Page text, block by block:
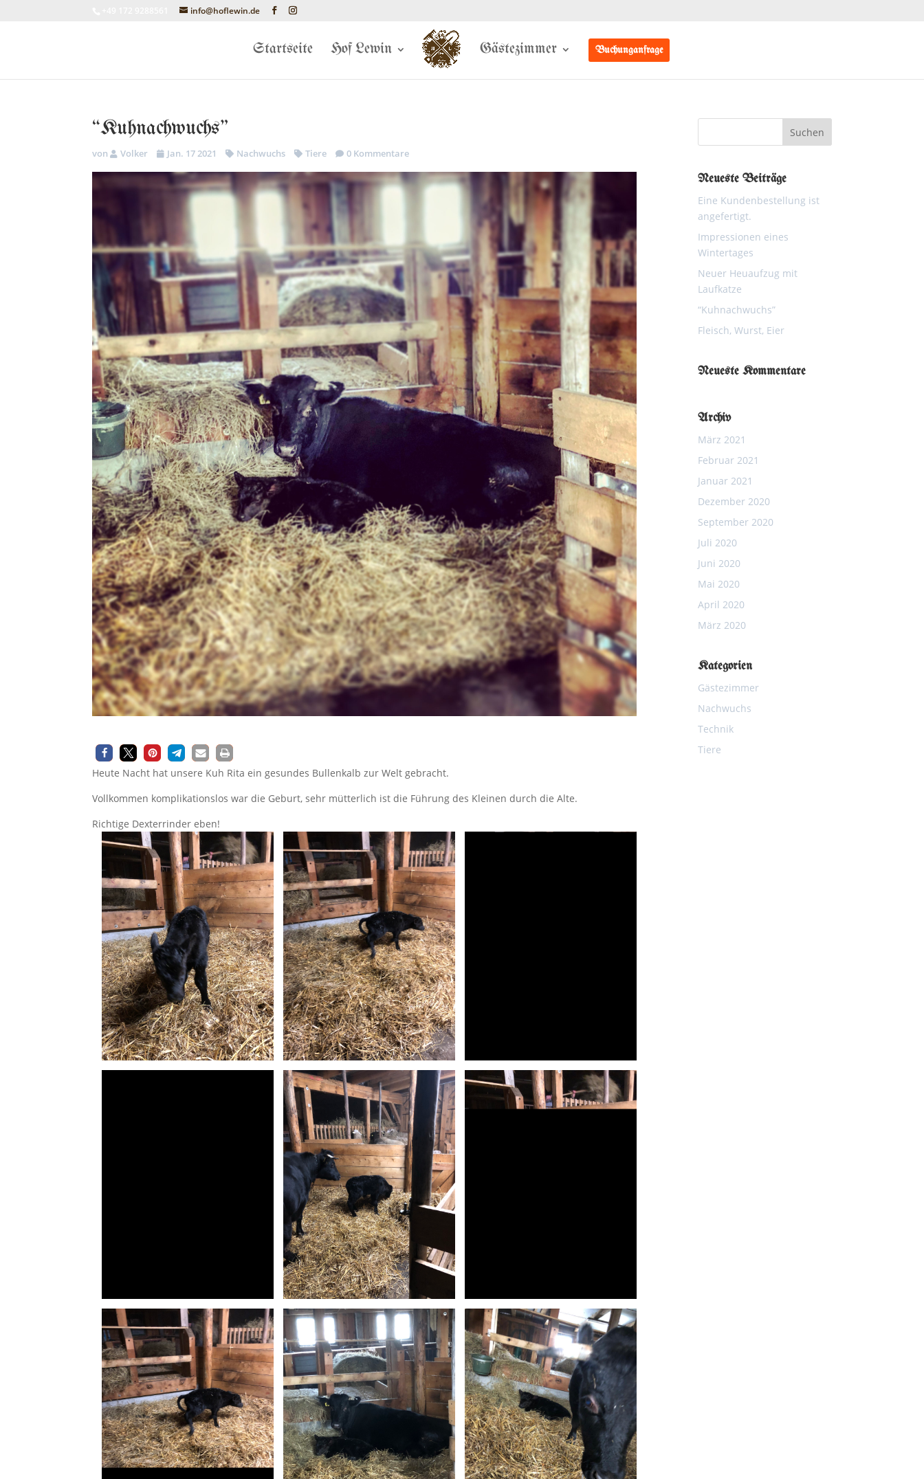
info@hoflewin.de
Startseite Hof Lewin Gästezimmer Buchunganfrage
“Kuhnachwuchs”
von Volker Jan. 17 2021 Nachwuchs Tiere 0 Kommentare
Heute Nacht hat unsere Kuh Rita ein gesundes Bullenkalb zur Welt gebracht.
Vollkommen komplikationslos war die Geburt, sehr mütterlich ist die Führung des Kleinen durch die Alte.
Richtige Dexterrinder eben!
Neueste Beiträge
Eine Kundenbestellung ist
angefertigt.
Impressionen eines
Wintertages
Neuer Heuaufzug mit
Laufkatze
“Kuhnachwuchs”
Fleisch, Wurst, Eier
Neueste Kommentare
Archiv
März 2021
Februar 2021
Januar 2021
Dezember 2020
September 2020
Juli 2020
Juni 2020
Mai 2020
April 2020
März 2020
Kategorien
Gästezimmer
Nachwuchs
Technik
Tiere